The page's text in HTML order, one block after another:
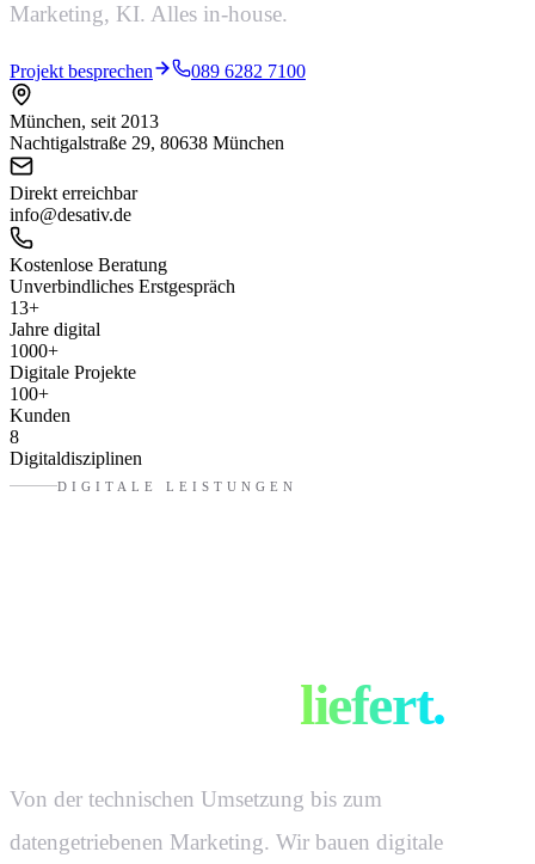
Marketing, KI. Alles in-house.
Projekt besprechen 089 6282 7100
München, seit 2013
Nachtigalstraße 29, 80638 München
Direkt erreichbar
info@desativ.de
Kostenlose Beratung
Unverbindliches Erstgespräch
13+
Jahre digital
1000+
Digitale Projekte
100+
Kunden
8
Digitaldisziplinen
DIGITALE LEISTUNGEN
liefert.
Von der technischen Umsetzung bis zum
datengetriebenen Marketing. Wir bauen digitale